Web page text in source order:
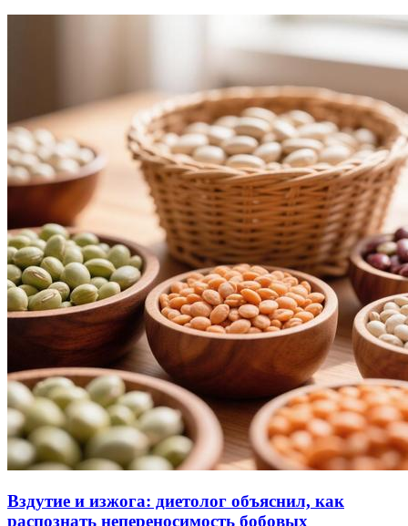
Вздутие и изжога: диетолог объяснил, как
распознать непереносимость бобовых